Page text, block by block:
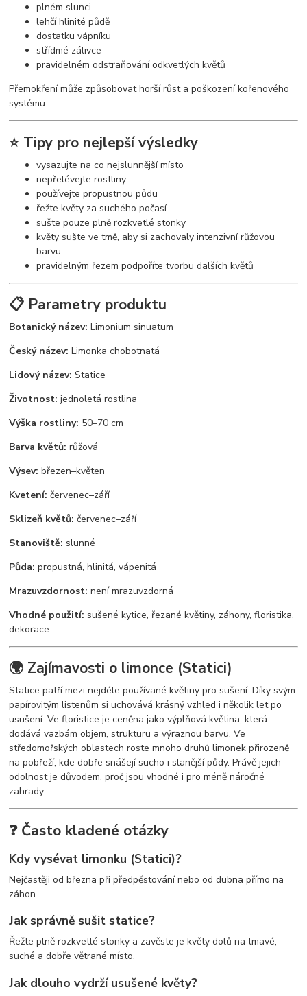
plném slunci
lehčí hlinité půdě
dostatku vápníku
střídmé zálivce
pravidelném odstraňování odkvetlých květů
Přemokření může způsobovat horší růst a poškození kořenového
systému.
⭐ Tipy pro nejlepší výsledky
vysazujte na co nejslunnější místo
nepřelévejte rostliny
používejte propustnou půdu
řežte květy za suchého počasí
sušte pouze plně rozkvetlé stonky
květy sušte ve tmě, aby si zachovaly intenzivní růžovou
barvu
pravidelným řezem podpoříte tvorbu dalších květů
📋 Parametry produktu
Botanický název: Limonium sinuatum
Český název: Limonka chobotnatá
Lidový název: Statice
Životnost: jednoletá rostlina
Výška rostliny: 50–70 cm
Barva květů: růžová
Výsev: březen–květen
Kvetení: červenec–září
Sklizeň květů: červenec–září
Stanoviště: slunné
Půda: propustná, hlinitá, vápenitá
Mrazuvzdornost: není mrazuvzdorná
Vhodné použití: sušené kytice, řezané květiny, záhony, floristika,
dekorace
🌍 Zajímavosti o limonce (Statici)
Statice patří mezi nejdéle používané květiny pro sušení. Díky svým
papírovitým listenům si uchovává krásný vzhled i několik let po
usušení. Ve floristice je ceněna jako výplňová květina, která
dodává vazbám objem, strukturu a výraznou barvu. Ve
středomořských oblastech roste mnoho druhů limonek přirozeně
na pobřeží, kde dobře snášejí sucho i slanější půdy. Právě jejich
odolnost je důvodem, proč jsou vhodné i pro méně náročné
zahrady.
❓ Často kladené otázky
Kdy vysévat limonku (Statici)?
Nejčastěji od března při předpěstování nebo od dubna přímo na
záhon.
Jak správně sušit statice?
Řežte plně rozkvetlé stonky a zavěste je květy dolů na tmavé,
suché a dobře větrané místo.
Jak dlouho vydrží usušené květy?